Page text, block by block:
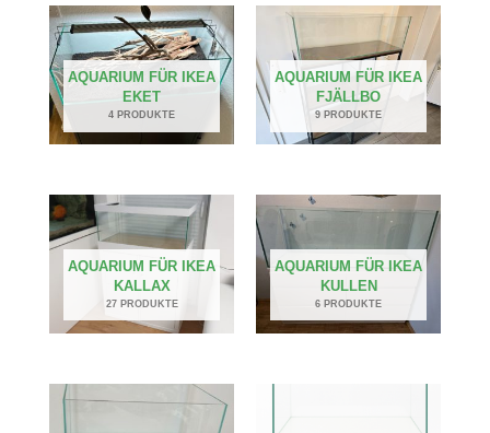
AQUARIUM FÜR IKEA
EKET
4 PRODUKTE
AQUARIUM FÜR IKEA
FJÄLLBO
9 PRODUKTE
AQUARIUM FÜR IKEA
KALLAX
27 PRODUKTE
AQUARIUM FÜR IKEA
KULLEN
6 PRODUKTE